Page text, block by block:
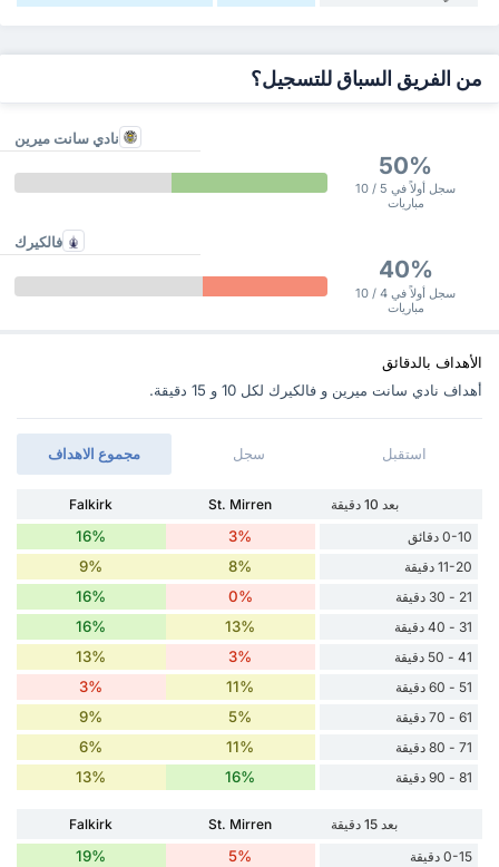
من الفريق السباق للتسجيل؟
نادي سانت ميرين
50%
سجل أولاً في 5 / 10
مباريات
فالكيرك
40%
سجل أولاً في 4 / 10
مباريات
الأهداف بالدقائق
أهداف نادي سانت ميرين و فالكيرك ‏لكل 10 و 15 دقيقة.
مجموع الاهداف سجل استقبل
بعد 10 دقيقة St. Mirren
Falkirk
0-10 دقائق
3%
16%
11-20 دقيقة 8%
9%
21 - 30 دقيقة 0%
16%
31 - 40 دقيقة 13%
16%
41 - 50 دقيقة 3%
13%
51 - 60 دقيقة 11%
3%
61 - 70 دقيقة 5%
9%
71 - 80 دقيقة 11%
6%
81 - 90 دقيقة 16%
13%
بعد 15 دقيقة St. Mirren
Falkirk
0-15 دقيقة
5%
19%